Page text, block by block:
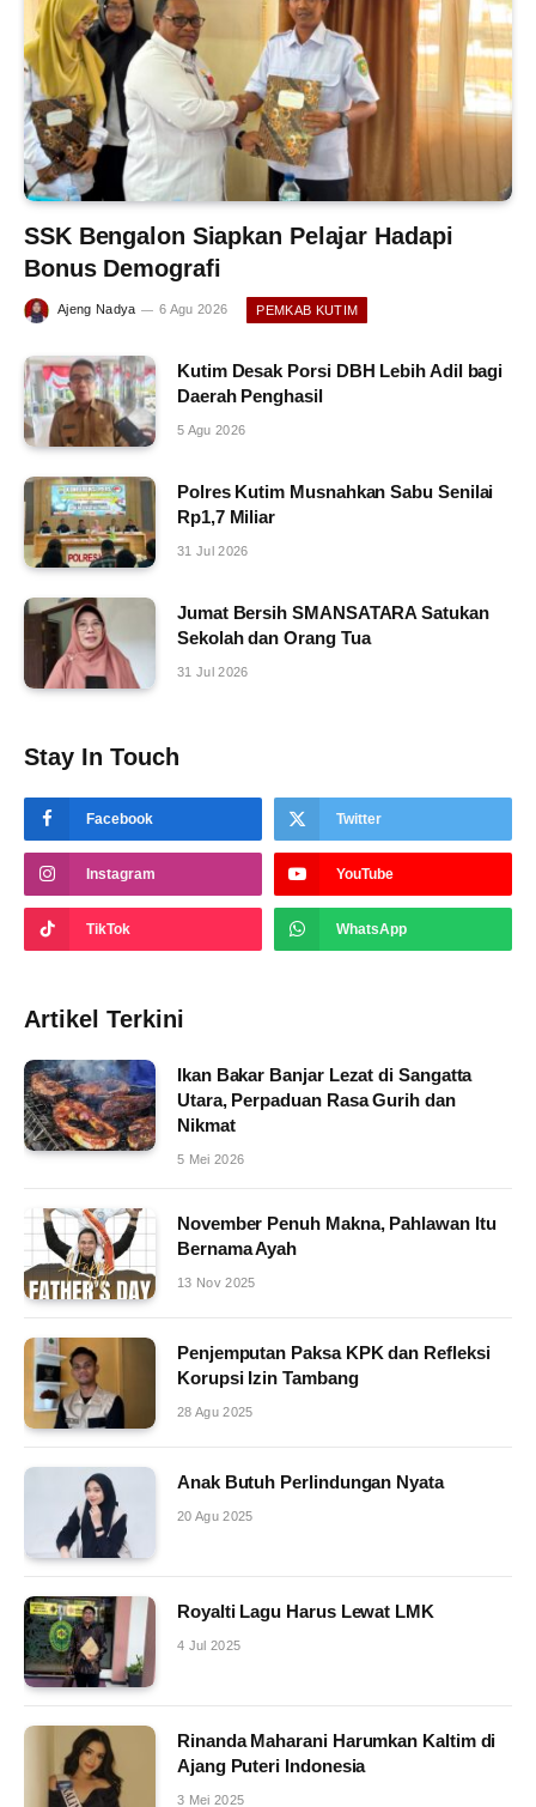
SSK Bengalon Siapkan Pelajar Hadapi
Bonus Demografi
Ajeng Nadya 6 Agu 2026 PEMKAB KUTIM
Kutim Desak Porsi DBH Lebih Adil bagi
Daerah Penghasil
5 Agu 2026
Polres Kutim Musnahkan Sabu Senilai
Rp1,7 Miliar
31 Jul 2026
Jumat Bersih SMANSATARA Satukan
Sekolah dan Orang Tua
31 Jul 2026
Stay In Touch
Facebook Twitter
Instagram YouTube
TikTok WhatsApp
Artikel Terkini
Ikan Bakar Banjar Lezat di Sangatta
Utara, Perpaduan Rasa Gurih dan
Nikmat
5 Mei 2026
November Penuh Makna, Pahlawan Itu
Bernama Ayah
13 Nov 2025
Penjemputan Paksa KPK dan Refleksi
Korupsi Izin Tambang
28 Agu 2025
Anak Butuh Perlindungan Nyata
20 Agu 2025
Royalti Lagu Harus Lewat LMK
4 Jul 2025
Rinanda Maharani Harumkan Kaltim di
Ajang Puteri Indonesia
3 Mei 2025